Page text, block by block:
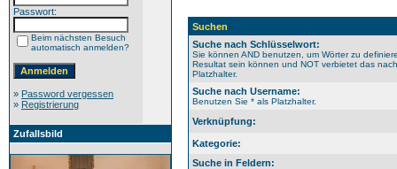
Passwort:
Beim nächsten Besuch
automatisch anmelden?
» Password vergessen
» Registrierung
Zufallsbild
Suchen
Suche nach Schlüsselwort:
Sie können AND benutzen, um Wörter zu
Resultat sein können und NOT verbietet das
Platzhalter.
Suche nach Username:
Benutzen Sie * als Platzhalter.
Verknüpfung:
Kategorie:
Suche in Feldern: